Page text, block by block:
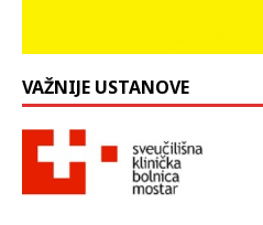
VAŽNIJE USTANOVE